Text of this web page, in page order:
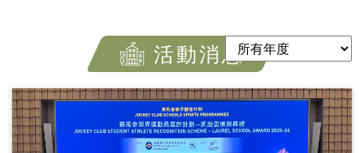
活動消息